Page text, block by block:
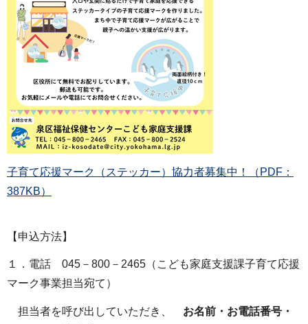
子育て応援マーク（ステッカー）協力者募集中！（PDF：
387KB）
【申込方法】
１．電話 045－800－2465（こども家庭支援課子育て応援
マーク事業担当宛て）
担当者を呼び出していただき、 お名前・お電話番号・